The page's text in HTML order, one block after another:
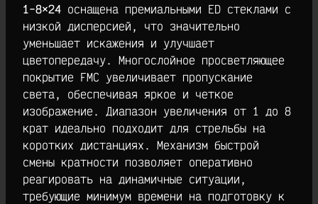
1-8×24 оснащена премиальными ED стеклами с
низкой дисперсией, что значительно
уменьшает искажения и улучшает
цветопередачу. Многослойное просветляющее
покрытие FMC увеличивает пропускание
света, обеспечивая яркое и четкое
изображение. Диапазон увеличения от 1 до 8
крат идеально подходит для стрельбы на
коротких дистанциях. Механизм быстрой
смены кратности позволяет оперативно
реагировать на динамичные ситуации,
требующие минимум времени на подготовку к